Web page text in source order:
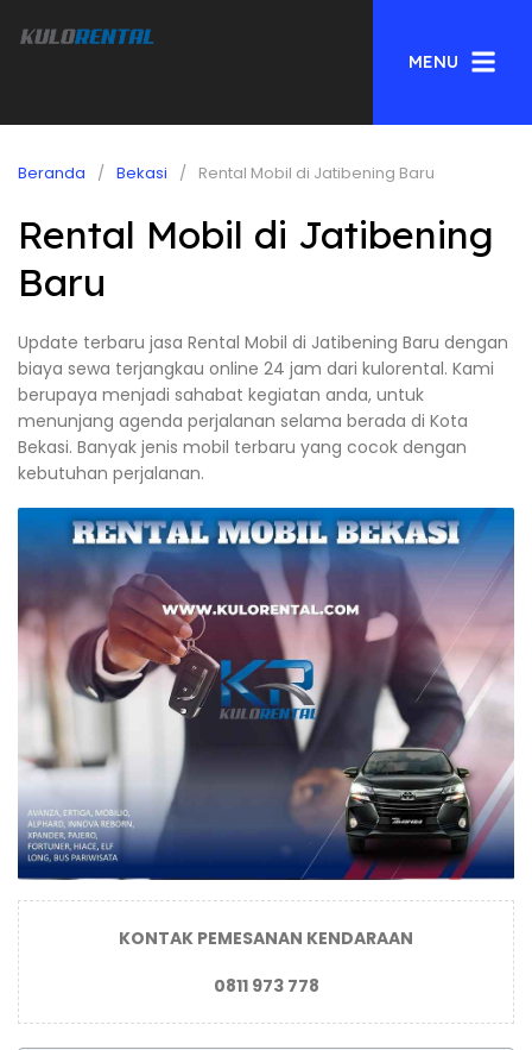
MENU
Beranda Bekasi Rental Mobil di Jatibening Baru
Rental Mobil di Jatibening
Baru
Update terbaru jasa Rental Mobil di Jatibening Baru dengan
biaya sewa terjangkau online 24 jam dari kulorental. Kami
berupaya menjadi sahabat kegiatan anda, untuk
menunjang agenda perjalanan selama berada di Kota
Bekasi. Banyak jenis mobil terbaru yang cocok dengan
kebutuhan perjalanan.
KONTAK PEMESANAN KENDARAAN
0811 973 778